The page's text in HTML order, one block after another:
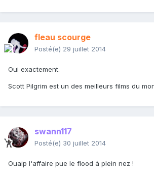
fleau scourge
Posté(e) 29 juillet 2014
Oui exactement.
Scott Pilgrim est un des meilleurs films du
swann117
Posté(e) 30 juillet 2014
Ouaip l'affaire pue le flood à plein nez !